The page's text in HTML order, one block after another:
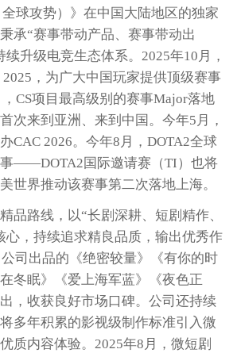
全球攻势）》在中国大陆地区的独家
承“赛事带动产品、赛事带动出
升级电竞生态体系。2025年10月，
，为广大中国玩家提供顶级赛事
CS项目最高级别的赛事Major落地
次来到亚洲、来到中国。今年5月，
CAC 2026。今年8月，DOTA2全球
——DOTA2国际邀请赛（TI）也将
世界推动该赛事第二次落地上海。
品路线，以“长剧深耕、短剧精作、
心，持续追求精良品质，输出优秀作
司出品的《绝密较量》《有你的时
冬眠》《爱上海军蓝》《夜色正
，收获良好市场口碑。公司还持续
多年积累的影视级制作标准引入微
质内容体验。2025年8月，微短剧